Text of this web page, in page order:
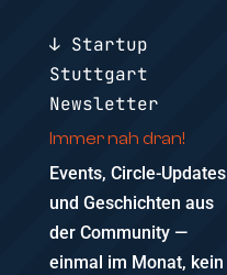
↓ Startup
Stuttgart
Newsletter
Immer nah dran!
Events, Circle-Updates
und Geschichten aus
der Community —
einmal im Monat, kein